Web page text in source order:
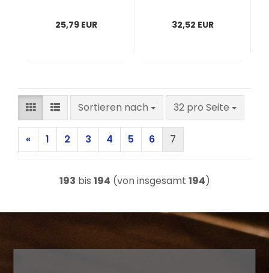
25,79 EUR 32,52 EUR
Sortieren nach
Sortieren nach 32 pro Seite
pro Seite
« 1 2 3 4 5 6 7
193 bis 194 (von insgesamt 194)